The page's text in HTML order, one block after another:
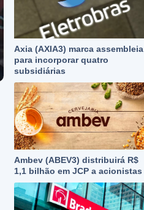
Axia (AXIA3) marca assembleia
para incorporar quatro
subsidiárias
Ambev (ABEV3) distribuirá R$
1,1 bilhão em JCP a acionistas